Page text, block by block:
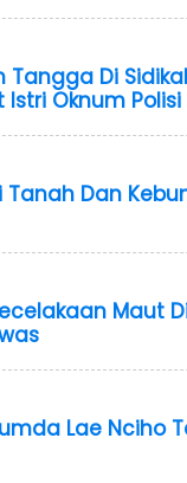
Tangga Di
Oknum Polisi
Tanah Dan
Maut
Lae Nciho